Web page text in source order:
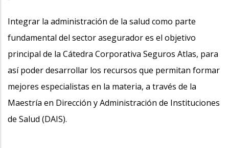
Integrar la administración de la salud como parte
fundamental del sector asegurador es el objetivo
principal de la Cátedra Corporativa Seguros Atlas, para
así poder desarrollar los recursos que permitan formar
mejores especialistas en la materia, a través de la
Maestría en Dirección y Administración de Instituciones
de Salud (DAIS).